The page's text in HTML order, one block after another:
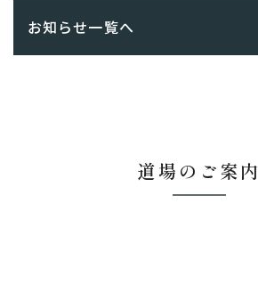
お知らせ一覧へ
道場のご案内